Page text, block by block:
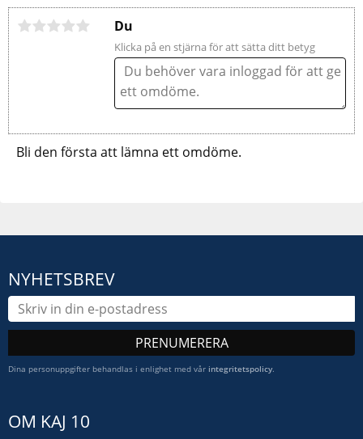
Du
Klicka på en stjärna för att sätta ditt betyg
Bli den första att lämna ett omdöme.
NYHETSBREV
PRENUMERERA
Dina personuppgifter behandlas i enlighet med vår integritetspolicy.
OM KAJ 10